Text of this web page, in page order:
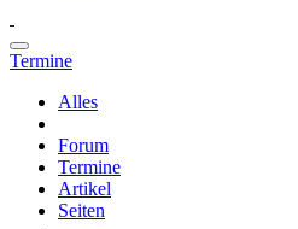
Termine
Alles
Forum
Termine
Artikel
Seiten